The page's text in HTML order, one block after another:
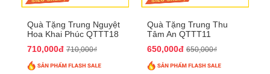
Quà Tặng Trung Nguyệt
Hoa Khai Phúc QTTT18
710,000đ 710,000₫
Quà Tặng Trung Thu
Tâm An QTTT11
650,000đ 650,000₫